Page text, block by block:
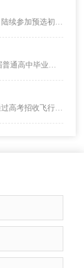
欢迎广大热爱并有志从事祖国民航事业的2022届普通高中毕业生参加民航招飞，但还需要符合高考报考条件、招飞体检鉴定标准和民用航空背景调查要求等。
民航招飞是指普通高校飞行技术专业（本科）通过高考招收飞行学生。